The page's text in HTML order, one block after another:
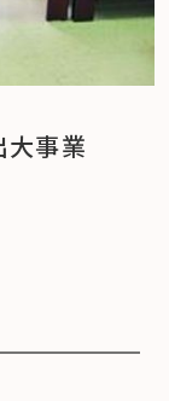
大事業